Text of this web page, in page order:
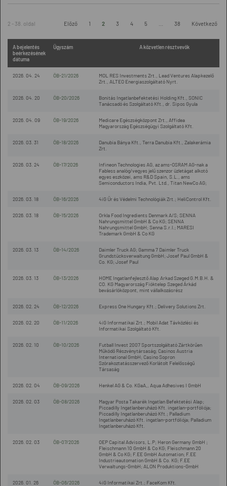
2 - 38. oldal Előző 1 2 3 4 5 38 Következő
A bejelentés
beérkezésének
dátuma
Ügyszám A közvetlen résztvevők
2026. 04. 24 ÖB-21/2026
MOL RES Investments Zrt., Lead Ventures Alapkezelő
Zrt., ALTEO Energiaszolgáltató Nyrt.
2026. 04. 20 ÖB-20/2026
Bonitás Ingatlanbefektetési Holding Kft., SONIC
Tanácsadó és Szolgáltató Kft., dr. Sipos Gyula
2026. 04. 09 ÖB-19/2026
Medicare Egészségközpont Zrt., Affidea
Magyarország Egészségügyi Szolgáltató Kft.
2026. 03. 31 ÖB-18/2026
Danubia Bánya Kft., Terra Danubia Kft., Zalakerámia
Zrt.
2026. 03. 24 ÖB-17/2026
Infineon Technologies AG, az ams-OSRAM AG-nak a
Fabless analóg/vegyes jelű szenzor üzletágat alkotó
egyes eszközei, ams R&D Spain, S.L., ams
Semiconductors India, Pvt. Ltd., Titan NewCo AG;
2026. 03. 18 ÖB-16/2026 4iG Űr és Védelmi Technológiák Zrt.; HeliControl Kft.
2026. 03. 18 ÖB-15/2026
Orkla Food Ingredients Denmark A/S; SENNA
Nahrungsmittel GmbH & Co KG; SENNA
Nahrungsmittel GmbH; Senna S.r.l.; MARESI
Trademark GmbH & Co KG
2026. 03. 13 ÖB-14/2026
Daimler Truck AG; Gamma 7 Daimler Truck
Grundstücksverwaltung GmbH; Josef Paul GmbH &
Co. KG; Josef Paul
2026. 03. 13 ÖB-13/2026
HOME Ingatlanfejlesztő Alap Arkad Szeged G.M.B.H. &
CO. KG Magyarország Fióktelep Szeged Árkád
bevásárlóközpont, mint vállalkozásrész
2026. 02. 24 ÖB-12/2026 Express One Hungary Kft.; Delivery Solutions Zrt.
2026. 02. 20 ÖB-11/2026
4iG Informatikai Zrt.; Mobil Adat Távközlési és
Informatikai Szolgáltató Kft.
2026. 02. 10 ÖB-10/2026
Futball Invest 2007 Sportszolgáltató Zártkörűen
Működő Részvénytársaság; Casinos Austria
International GmbH; Casino Sopron
Szórakoztatásszervező Korlátolt Felelősségű
Társaság
2026. 02. 04 ÖB-09/2026 Henkel AG & Co. KGaA,, Aqua Adhesives I GmbH
2026. 02. 03 ÖB-08/2026
Magyar Posta Takarék Ingatlan Befektetési Alap;
Piccadilly Ingatlanberuházó Kft. ingatlan-portfóliója;
Piccadilly Ingatlanberuházó Kft.; Palladium
Ingatlanberuházó Kft. ingatlan-portfóliója; Palladium
Ingatlanberuházó Kft.
2026. 02. 03 ÖB-07/2026
OEP Capital Advisors, L.P; Heron Germany GmbH ;
Fleischmann 10 GmbH & Co KG; Fleischmann 20
GmbH & Co KG; F.EE GmbH Automation; F.EE
Industrieautomation GmbH & Co. KG; F.EE
Verwaltungs-GmbH; ALON Produktions-GmbH
2026. 01. 26 ÖB-06/2026 4iG Informatikai Zrt.; FaceKom Kft.